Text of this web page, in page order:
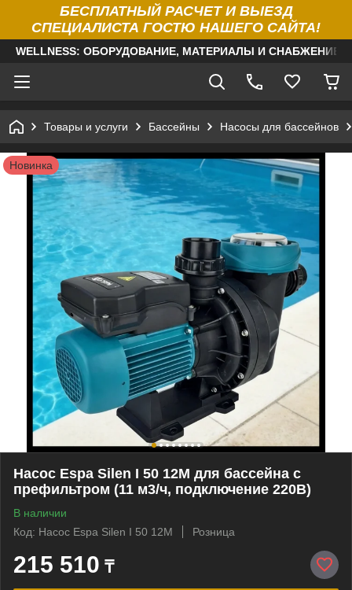
БЕСПЛАТНЫЙ РАСЧЕТ И ВЫЕЗД
СПЕЦИАЛИСТА ГОСТЮ НАШЕГО САЙТА!
WELLNESS: ОБОРУДОВАНИЕ, МАТЕРИАЛЫ И
Товары и услуги Бассейны Насосы для бассейнов
Новинка
Насос Espa Silen I 50 12M для бассейна c
префильтром (11 м3/ч, подключение 220В)
В наличии
Код: Насос Espa Silen I 50 12M
Розница
215 510 ₸